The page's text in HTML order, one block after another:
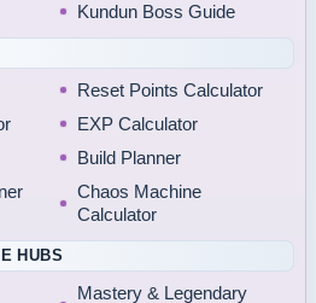
Kundun Boss Guide
Reset Points Calculator
EXP Calculator
Build Planner
Chaos Machine
Calculator
HUBS
Mastery & Legendary